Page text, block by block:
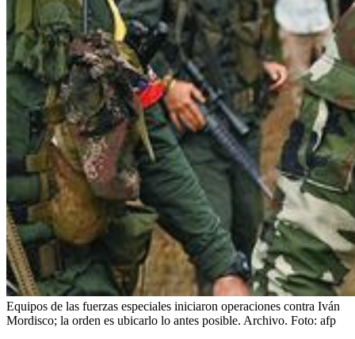
Equipos de las fuerzas especiales iniciaron operaciones contra Iván
Mordisco; la orden es ubicarlo lo antes posible. Archivo. Foto: afp